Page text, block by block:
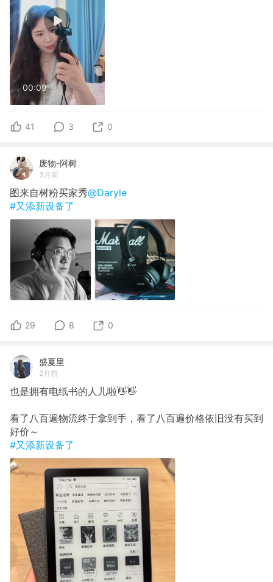
00:09
41 3 0
废物-阿树
3月前
图来自树粉买家秀@Daryle
#又添新设备了
29 8 0
盛夏里
2月前
也是拥有电纸书的人儿啦👋👋
看了八百遍物流终于拿到手，看了八百遍价格依旧没有买到
好价～
#又添新设备了